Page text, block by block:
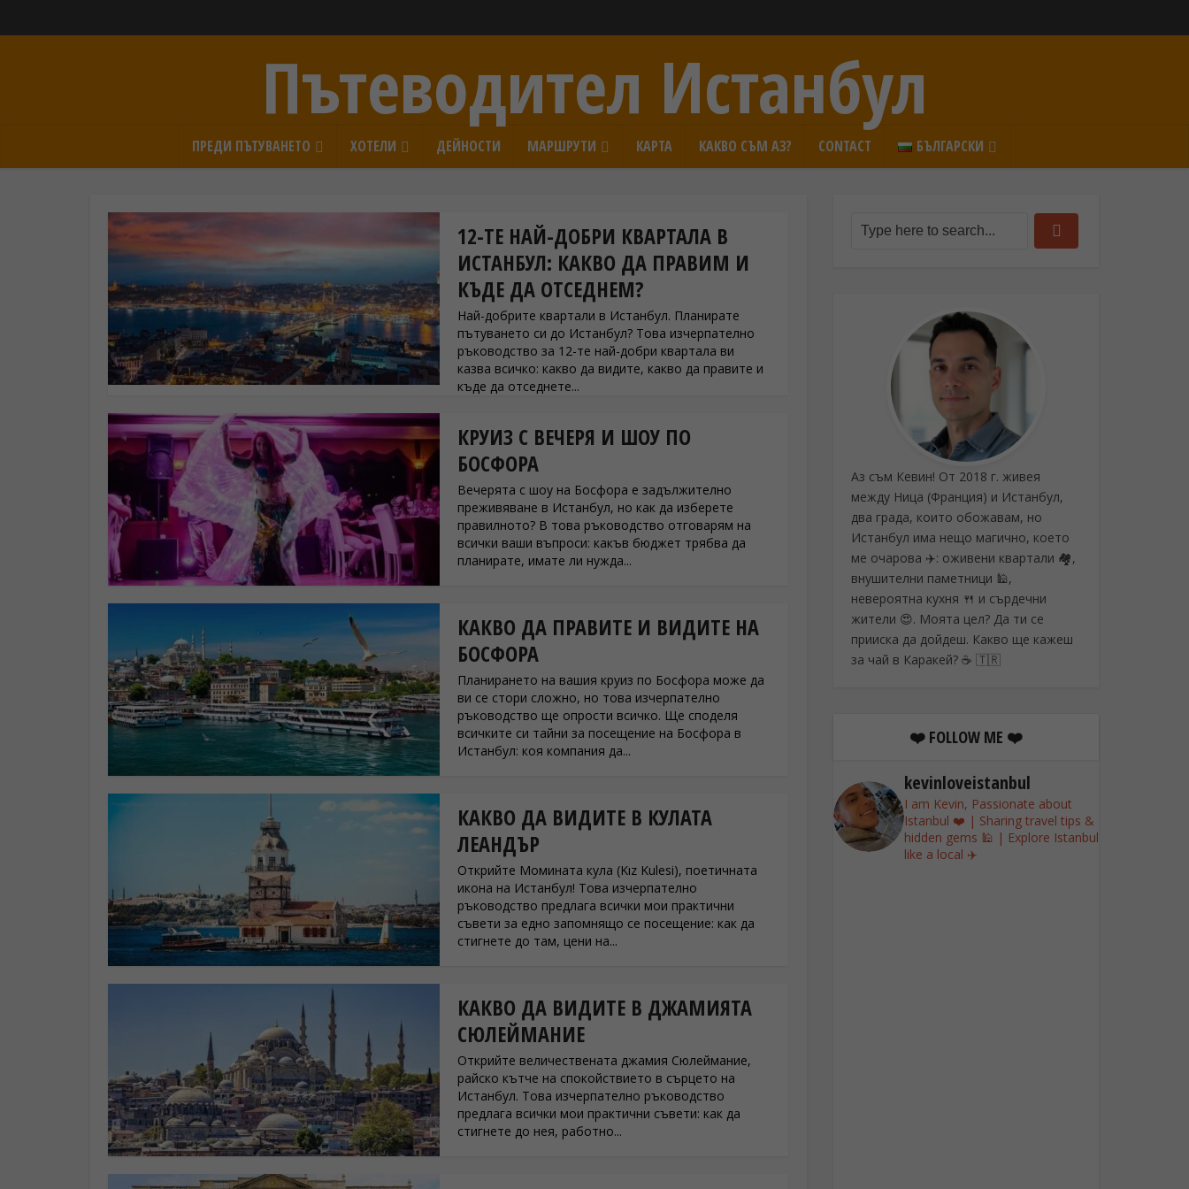
Пътеводител Истанбул
ПРЕДИ ПЪТУВАНЕТО ХОТЕЛИ ДЕЙНОСТИ МАРШРУТИ КАРТА КАКВО СЪМ АЗ? CONTACT БЪЛГАРСКИ
12-ТЕ НАЙ-ДОБРИ КВАРТАЛА В
ИСТАНБУЛ: КАКВО ДА ПРАВИМ И
КЪДЕ ДА ОТСЕДНЕМ?
Най-добрите квартали в Истанбул. Планирате
пътуването си до Истанбул? Това изчерпателно
ръководство за 12-те най-добри квартала ви
казва всичко: какво да видите, какво да правите и
къде да отседнете...
КРУИЗ С ВЕЧЕРЯ И ШОУ ПО
БОСФОРА
Вечерята с шоу на Босфора е задължително
преживяване в Истанбул, но как да изберете
правилното? В това ръководство отговарям на
всички ваши въпроси: какъв бюджет трябва да
планирате, имате ли нужда...
КАКВО ДА ПРАВИТЕ И ВИДИТЕ НА
БОСФОРА
Планирането на вашия круиз по Босфора може да
ви се стори сложно, но това изчерпателно
ръководство ще опрости всичко. Ще споделя
всичките си тайни за посещение на Босфора в
Истанбул: коя компания да...
КАКВО ДА ВИДИТЕ В КУЛАТА
ЛЕАНДЪР
Открийте Момината кула (Kız Kulesi), поетичната
икона на Истанбул! Това изчерпателно
ръководство предлага всички мои практични
съвети за едно запомнящо се посещение: как да
стигнете до там, цени на...
КАКВО ДА ВИДИТЕ В ДЖАМИЯТА
СЮЛЕЙМАНИЕ
Открийте величествената джамия Сюлеймание,
райско кътче на спокойствието в сърцето на
Истанбул. Това изчерпателно ръководство
предлага всички мои практични съвети: как да
стигнете до нея, работно...
Аз съм Кевин! От 2018 г. живея
между Ница (Франция) и Истанбул,
два града, които обожавам, но
Истанбул има нещо магично, което
ме очарова ✈️: оживени квартали 🏘️,
внушителни паметници 🕌,
невероятна кухня 🍴 и сърдечни
жители 😍. Моята цел? Да ти се
прииска да дойдеш. Какво ще кажеш
за чай в Каракей? ☕ 🇹🇷
❤️ FOLLOW ME ❤️
kevinloveistanbul
I am Kevin, Passionate about
Istanbul ❤️ | Sharing travel tips &
hidden gems 🕌 | Explore Istanbul
like a local ✈️